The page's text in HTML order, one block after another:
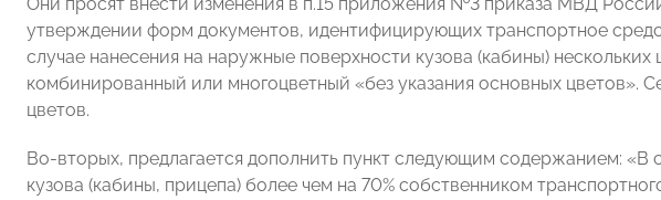
утверждении форм документов, идентифицирующих транспортное
случае нанесения на наружные поверхности кузова (кабины) нескольких
комбинированный или многоцветный «без указания основных цветов».
цветов.
Во-вторых, предлагается дополнить пункт следующим содержанием: «В
кузова (кабины, прицепа) более чем на 70% собственником